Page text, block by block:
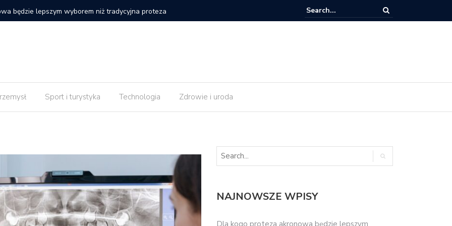
Dlaczego pozycjonowanie strony internetowej nie daje efektów od razu po
wdrożeniu zmian?
Czy implant zęba trzeba kiedyś wymienić?
Sport i turystyka Technologia Zdrowie i uroda
NAJNOWSZE WPISY
Dla kogo proteza akronowa będzie lepszym